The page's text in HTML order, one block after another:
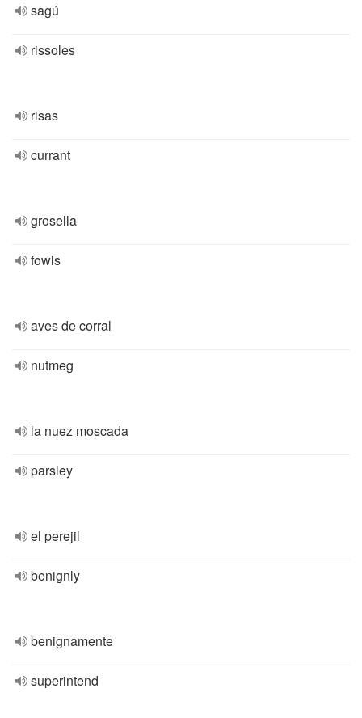
sagú
rissoles
risas
currant
grosella
fowls
aves de corral
nutmeg
la nuez moscada
parsley
el perejil
benignly
benignamente
superintend